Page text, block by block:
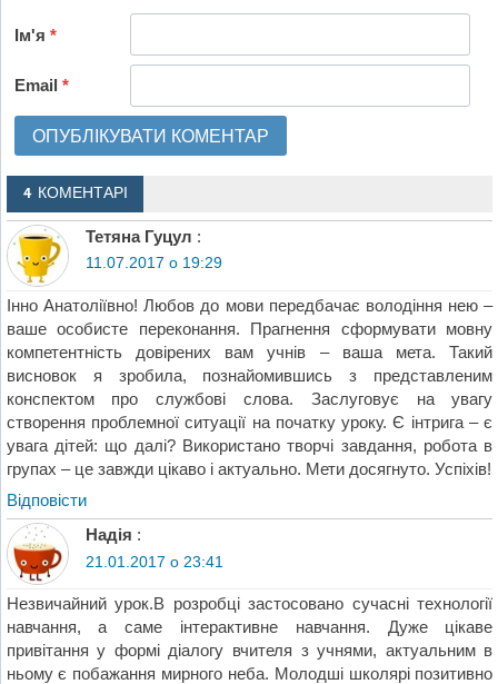
Ім'я*
Email*
4 КОМЕНТАРІ
Тетяна Гуцул :
11.07.2017 о 19:29
Інно Анатоліївно! Любов до мови передбачає володіння нею –
ваше особисте переконання. Прагнення сформувати мовну
компетентність довірених вам учнів – ваша мета. Такий
висновок я зробила, познайомившись з представленим
конспектом про службові слова. Заслуговує на увагу
створення проблемної ситуації на початку уроку. Є інтрига – є
увага дітей: що далі? Використано творчі завдання, робота в
групах – це завжди цікаво і актуально. Мети досягнуто. Успіхів!
Відповіcти
Надія :
21.01.2017 о 23:41
Незвичайний урок.В розробці застосовано сучасні технології
навчання, а саме інтерактивне навчання. Дуже цікаве
привітання у формі діалогу вчителя з учнями, актуальним в
ньому є побажання мирного неба. Молодші школярі позитивно